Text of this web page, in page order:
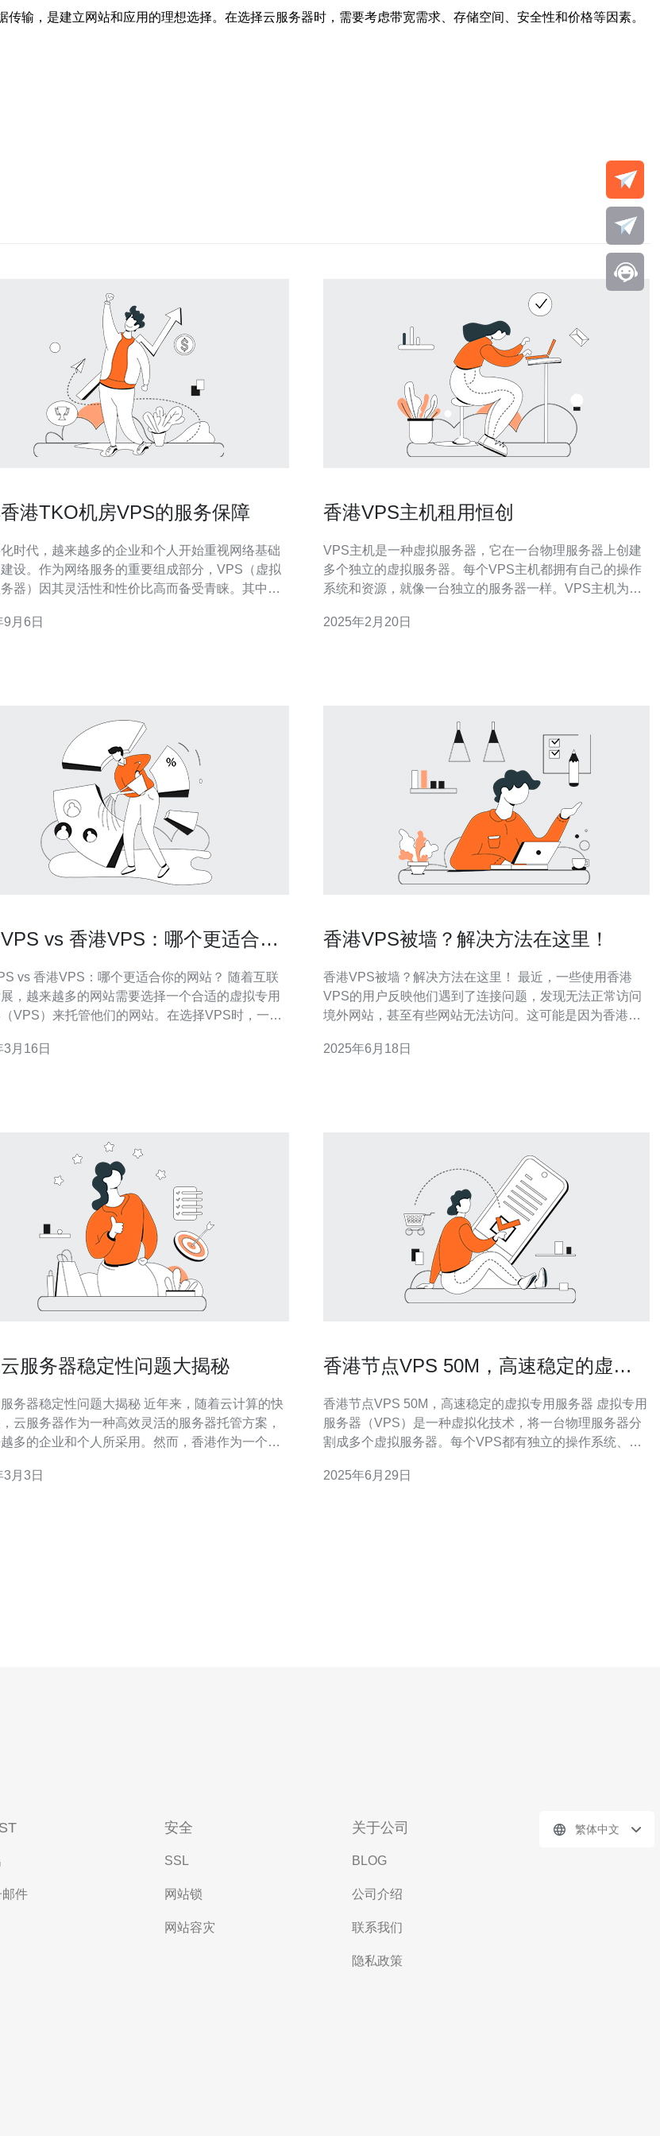
输，是建立网站和应用的理想选择。在选择云服务器时，需要考虑带宽需求、存储空间、安全性和价格等因素。
港TKO机房VPS的服务保障
时代，越来越多的企业和个人开始重视网络基础
设。作为网络服务的重要组成部分，VPS（虚拟
器）因其灵活性和性价比高而备受青睐。其中，
有极高的稳定月6日
香港VPS主机租用恒创
VPS主机是一种虚拟服务器，它在一台物理服务器上创建
多个独立的虚拟服务器。每个VPS主机都拥有自己的操作
系统和资源，就像一台独立的服务器一样。VPS主机为用
更经济实惠。 香港作为全球金融中心和互联网枢纽，具有
2025年2月20日
vs 香港VPS：哪个更适合你
vs 香港VPS：哪个更适合你的网站？ 随着互联
，越来越多的网站需要选择一个合适的虚拟专用
VPS）来托管他们的网站。在选择VPS时，一个
，并帮助您决定哪种更适合您的网站。 美国是全
月16日
香港VPS被墙？解决方法在这里！
香港VPS被墙？解决方法在这里！ 最近，一些使用香港
VPS的用户反映他们遇到了连接问题，发现无法正常访问
境外网站，甚至有些网站无法访问。这可能是因为香港
VPS被墙的问题，我们提供以下解决方法： 1. 更换IP地址
2025年6月18日
服务器稳定性问题大揭秘
稳定性问题大揭秘 近年来，随着云计算的快
云服务器作为一种高效灵活的服务器托管方案，
多的企业和个人所采用。然而，香港作为一个国
文将揭示香港云服务器的稳定性问题，帮助读者
月3日
香港节点VPS 50M，高速稳定的虚拟
香港节点VPS 50M，高速稳定的虚拟专用服务器 虚拟专用
服务器（VPS）是一种虚拟化技术，将一台物理服务器分
割成多个虚拟服务器。每个VPS都有独立的操作系统、磁
点VPS 50M提供50M的带宽，让您享受高速稳定的网络连
2025年6月29日
邮件
安全
SSL
网站锁
网站容灾
关于公司
BLOG
公司介绍
联系我们
隐私政策
繁体中文